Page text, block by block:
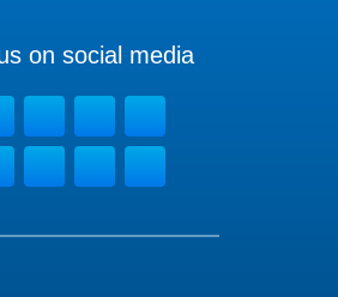
on social media